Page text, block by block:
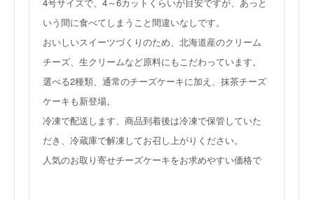
いう間に食べてしまうこと間違いなしです。
おいしいスイーツづくりのため、北海道産のクリーム
チーズ、生クリームなど原料にもこだわっています。
選べる2種類、通常のチーズケーキに加え、抹茶チーズ
ケーキも新登場。
冷凍で配送します、商品到着後は冷凍で保管していた
だき、冷蔵庫で解凍してお召し上がりください。
人気のお取り寄せチーズケーキをお求めやすい価格で